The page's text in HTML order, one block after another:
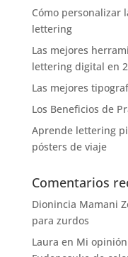
Cómo personalizar
lettering
Las mejores
lettering digital en
Las mejores
Los Beneficios de
Aprende lettering
pósters de viaje
Comentarios
Dionincia Mamani
para zurdos
Laura en Mi